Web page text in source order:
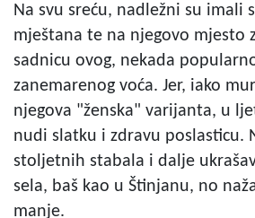
Na svu sreću, nadležni su imali
mještana te na njegovo mjesto
sadnicu ovog, nekada
zanemarenog voća. Jer, iako
njegova "ženska" varijanta, u
nudi slatku i zdravu poslasticu.
stoljetnih stabala i dalje
sela, baš kao u Štinjanu, no
manje.